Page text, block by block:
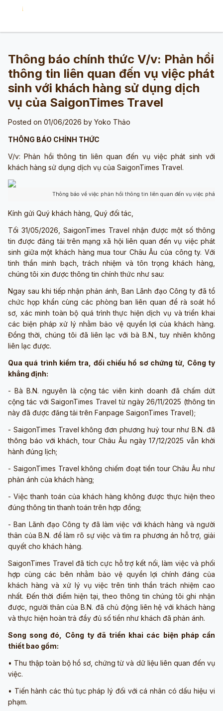
Thông báo chính thức V/v: Phản hồi
thông tin liên quan đến vụ việc phát
sinh với khách hàng sử dụng dịch
vụ của SaigonTimes Travel
Posted on 01/06/2026 by Yoko Thảo
THÔNG BÁO CHÍNH THỨC
V/v: Phản hồi thông tin liên quan đến vụ việc phát sinh với
khách hàng sử dụng dịch vụ của SaigonTimes Travel.
Thông báo về việc phản hồi thông tin liên quan đến vụ việc phát
Kính gửi Quý khách hàng, Quý đối tác,
Tối 31/05/2026, SaigonTimes Travel nhận được một số thông
tin được đăng tải trên mạng xã hội liên quan đến vụ việc phát
sinh giữa một khách hàng mua tour Châu Âu của công ty. Với
tinh thần minh bạch, trách nhiệm và tôn trọng khách hàng,
chúng tôi xin được thông tin chính thức như sau:
Ngay sau khi tiếp nhận phản ánh, Ban Lãnh đạo Công ty đã tổ
chức họp khẩn cùng các phòng ban liên quan để rà soát hồ
sơ, xác minh toàn bộ quá trình thực hiện dịch vụ và triển khai
các biện pháp xử lý nhằm bảo vệ quyền lợi của khách hàng.
Đồng thời, chúng tôi đã liên lạc với bà B.N., tuy nhiên không
liên lạc được.
Qua quá trình kiểm tra, đối chiếu hồ sơ chứng từ, Công ty
khẳng định:
- Bà B.N. nguyên là cộng tác viên kinh doanh đã chấm dứt
cộng tác với SaigonTimes Travel từ ngày 26/11/2025 (thông tin
này đã được đăng tải trên Fanpage SaigonTimes Travel);
- SaigonTimes Travel không đơn phương huỷ tour như B.N. đã
thông báo với khách, tour Châu Âu ngày 17/12/2025 vẫn khởi
hành đúng lịch;
- SaigonTimes Travel không chiếm đoạt tiền tour Châu Âu như
phản ánh của khách hàng;
- Việc thanh toán của khách hàng không được thực hiện theo
đúng thông tin thanh toán trên hợp đồng;
- Ban Lãnh đạo Công ty đã làm việc với khách hàng và người
thân của B.N. để làm rõ sự việc và tìm ra phương án hỗ trợ, giải
quyết cho khách hàng.
SaigonTimes Travel đã tích cực hỗ trợ kết nối, làm việc và phối
hợp cùng các bên nhằm bảo vệ quyền lợi chính đáng của
khách hàng và xử lý vụ việc trên tinh thần trách nhiệm cao
nhất. Đến thời điểm hiện tại, theo thông tin chúng tôi ghi nhận
được, người thân của B.N. đã chủ động liên hệ với khách hàng
và thực hiện hoàn trả đầy đủ số tiền như khách đã phản ánh.
Song song đó, Công ty đã triển khai các biện pháp cần
thiết bao gồm:
• Thu thập toàn bộ hồ sơ, chứng từ và dữ liệu liên quan đến vụ
việc.
• Tiến hành các thủ tục pháp lý đối với cá nhân có dấu hiệu vi
phạm.